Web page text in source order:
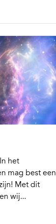
het
mag best een
Met dit
wij...